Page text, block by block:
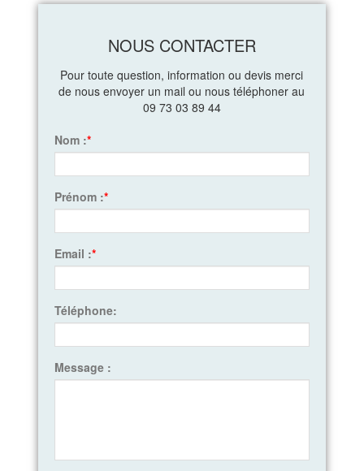
NOUS CONTACTER
Pour toute question, information ou devis merci
de nous envoyer un mail ou nous téléphoner au
09 73 03 89 44
Nom :*
Prénom :*
Email :*
Téléphone:
Message :